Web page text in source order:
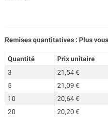
Remises quantitatives : Plus
Quantité Prix unitaire
3
21,54 €
5
21,09 €
10
20,64 €
20
20,20 €